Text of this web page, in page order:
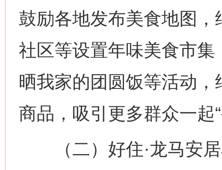
鼓励各地发布美食地图
社区等设置年味美食市
晒我家的团圆饭等活动
商品，吸引更多群众一起
（二）好住·龙马安居